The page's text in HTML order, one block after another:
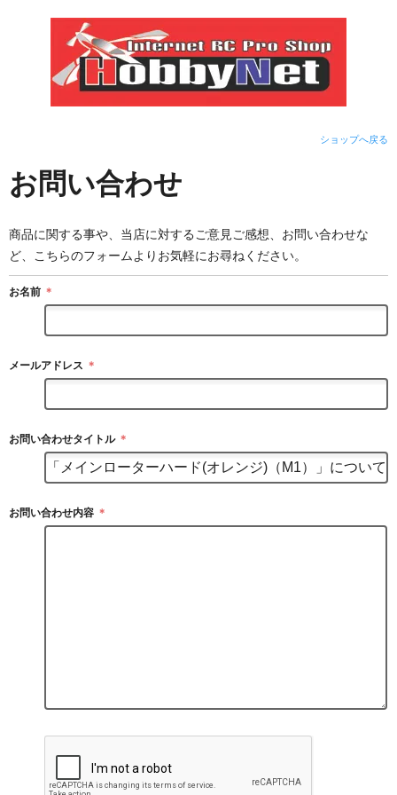
ショップへ戻る
お問い合わせ
商品に関する事や、当店に対するご意見ご感想、お問い合わせな
ど、こちらのフォームよりお気軽にお尋ねください。
お名前 ＊
メールアドレス ＊
お問い合わせタイトル ＊
お問い合わせ内容 ＊